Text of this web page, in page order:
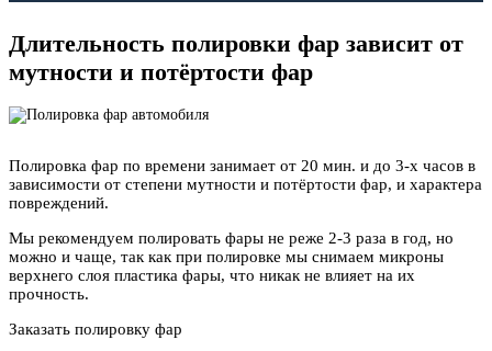
Длительность полировки фар зависит от
мутности и потёртости фар
Полировка фар по времени занимает от 20 мин. и до 3-х часов в
зависимости от степени мутности и потёртости фар, и характера
повреждений.
Мы рекомендуем полировать фары не реже 2-3 раза в год, но
можно и чаще, так как при полировке мы снимаем микроны
верхнего слоя пластика фары, что никак не влияет на их
прочность.
Заказать полировку фар